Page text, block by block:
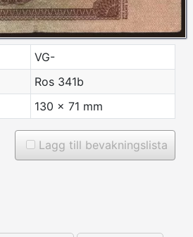
VG-
Ros 341b
130 x 71 mm
Lagg till bevakningslista